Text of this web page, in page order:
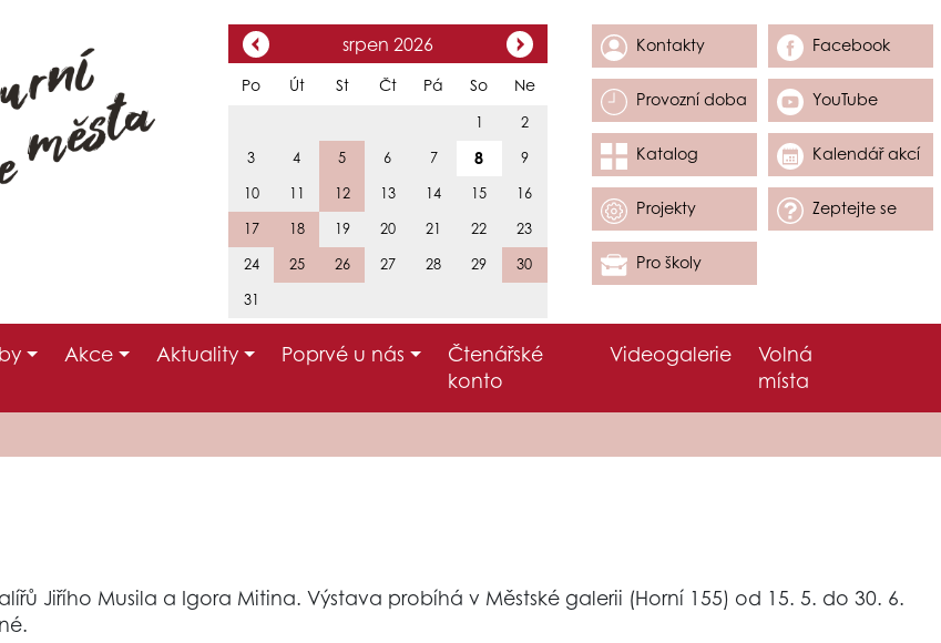
srpen 2026
Po Út St Čt Pá So Ne
1 2
3 4 5 6 7 8 9
10 11 12 13 14 15 16
17 18 19 20 21 22 23
24 25 26 27 28 29 30
31
Kontakty Facebook
Provozní doba YouTube
Katalog Kalendář akcí
Projekty Zeptejte se
Pro školy
Akce Aktuality Poprvé u nás
Čtenářské
konto
Videogalerie
Volná
místa
Jiřího Musila a Igora Mitina. Výstava probíhá v Městské galerii (Horní 155) od 15. 5. do 30. 6.